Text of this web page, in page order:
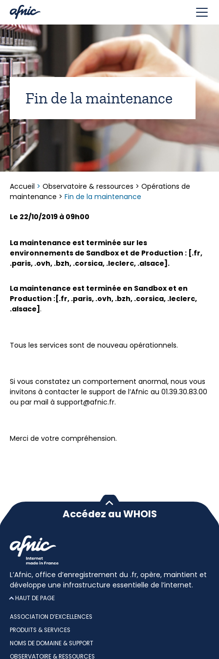
Fin de la maintenance
Accueil > Observatoire & ressources > Opérations de
maintenance > Fin de la maintenance
Le 22/10/2019 à 09h00
La maintenance est terminée sur les
environnements de Sandbox et de Production : [.fr,
.paris, .ovh, .bzh, .corsica, .leclerc, .alsace].
La maintenance est terminée en Sandbox et en
Production :[.fr, .paris, .ovh, .bzh, .corsica, .leclerc,
.alsace] .
Tous les services sont de nouveau opérationnels.
Si vous constatez un comportement anormal, nous vous
invitons à contacter le support de l’Afnic au 01.39.30.83.00
ou par mail à support@afnic.fr.
Merci de votre compréhension.
Accédez au WHOIS
L’Afnic, office d’enregistrement du .fr, opère, maintient et
développe une infrastructure essentielle de l’internet.
HAUT DE PAGE
ASSOCIATION D’EXCELLENCES
PRODUITS & SERVICES
NOMS DE DOMAINE & SUPPORT
OBSERVATOIRE & RESSOURCES
Panneau de gestion des cookies